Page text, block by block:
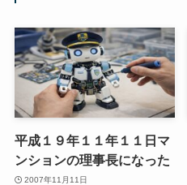
平成１９年１１年１１日マ
ンションの理事長になった
2007年11月11日